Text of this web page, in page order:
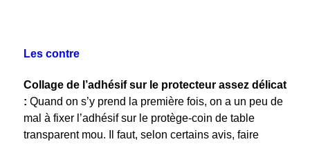
Les contre
Collage de l’adhésif sur le protecteur assez délicat
: Quand on s’y prend la première fois, on a un peu de
mal à fixer l’adhésif sur le protège-coin de table
transparent mou. Il faut, selon certains avis, faire